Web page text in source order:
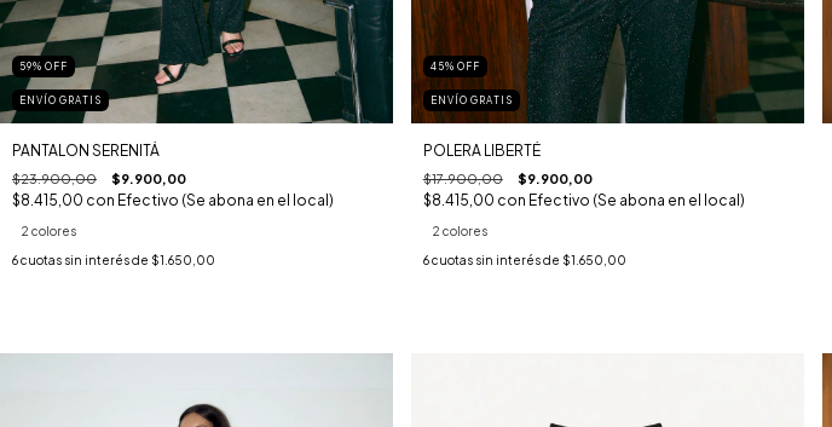
59% OFF
ENVÍO GRATIS
PANTALON SERENITÁ
$23.900,00 $9.900,00
$8.415,00 con Efectivo (Se abona en el local)
2 colores
6cuotas sin interés de $1.650,00
45% OFF
ENVÍO GRATIS
POLERA LIBERTÉ
$17.900,00 $9.900,00
$8.415,00 con Efectivo (Se abona en el local)
2 colores
6cuotas sin interés de $1.650,00